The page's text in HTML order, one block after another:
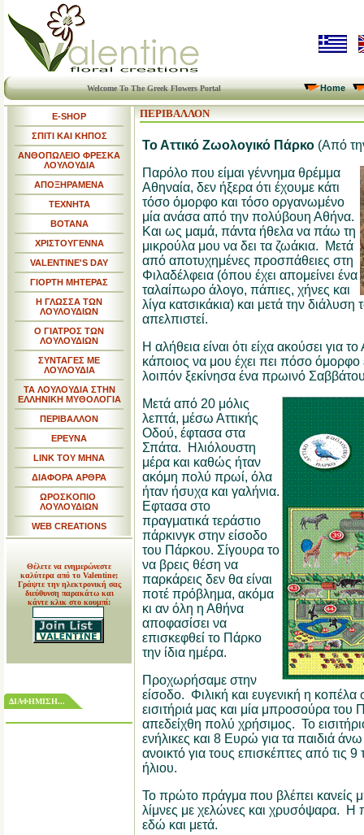
Welcome To The Greek Flowers Portal Home
E-SHOP
ΣΠΙΤΙ ΚΑΙ ΚΗΠΟΣ
ΑΝΘΟΠΩΛΕΙΟ ΦΡΕΣΚΑ
ΛΟΥΛΟΥΔΙΑ
ΑΠΟΞΗΡΑΜΕΝΑ
ΤΕΧΝΗΤΑ
ΒΟΤΑΝΑ
ΧΡΙΣΤΟΥΓΕΝΝΑ
VALENTINE'S DAY
ΓΙΟΡΤΗ ΜΗΤΕΡΑΣ
Η ΓΛΩΣΣΑ ΤΩΝ
ΛΟΥΛΟΥΔΙΩΝ
Ο ΓΙΑΤΡΟΣ ΤΩΝ
ΛΟΥΛΟΥΔΙΩΝ
ΣΥΝΤΑΓΕΣ ΜΕ
ΛΟΥΛΟΥΔΙΑ
ΤΑ ΛΟΥΛΟΥΔΙΑ ΣΤΗΝ
ΕΛΛΗΝΙΚΗ ΜΥΘΟΛΟΓΙΑ
ΠΕΡΙΒΑΛΛΟΝ
ΕΡΕΥΝΑ
LINK TOY MHNA
ΔΙΑΦΟΡΑ ΑΡΘΡΑ
ΩΡΟΣΚΟΠΙΟ
ΛΟΥΛΟΥΔΙΩΝ
WEB CREATIONS
Θέλετε να ενημερώνεστε
καλύτερα από το Valentine;
Γράψτε την ηλεκτρονική σας
διεύθυνση παρακάτω και
κάντε κλικ στο κουμπί:
ΔΙΑΦΗΜΙΣΗ...
ΠΕΡΙΒΑΛΛΟΝ
Το Αττικό Ζωολογικό Πάρκο (Από
Παρόλο που είμαι γέννημα θρέμμα
Αθηναία, δεν ήξερα ότι έχουμε κάτι
τόσο όμορφο και τόσο οργανωμένο
μία ανάσα από την πολύβουη Αθήνα.
Και ως μαμά, πάντα ήθελα να πάω τη
μικρούλα μου να δει τα ζωάκια.
Μετά
από αποτυχημένες προσπάθειες στη
Φιλαδέλφεια (όπου έχει απομείνει ένα
ταλαίπωρο άλογο, πάπιες, χήνες και
λίγα κατσικάκια) και μετά την
απελπιστεί.
Η αλήθεια είναι ότι είχα ακούσει για
κάποιος να μου έχει πει πόσο όμορφο
λοιπόν ξεκίνησα ένα πρωινό
Μετά από 20 μόλις
λεπτά, μέσω Αττικής
Οδού, έφτασα στα
Σπάτα.
Ηλιόλουστη
μέρα και καθώς ήταν
ακόμη πολύ πρωί, όλα
ήταν ήσυχα και γαλήνια.
Εφτασα στο
πραγματικά τεράστιο
πάρκινγκ στην είσοδο
του Πάρκου. Σίγουρα το
να βρεις θέση να
παρκάρεις δεν θα είναι
ποτέ πρόβλημα, ακόμα
κι αν όλη η Αθήνα
αποφασίσει να
επισκεφθεί το Πάρκο
την ίδια ημέρα.
Προχωρήσαμε στην
είσοδο. Φιλική και ευγενική η
εισιτήριά μας και μία μπροσούρα του
απεδείχθη πολύ χρήσιμος. Το
ενήλικες και 8 Ευρώ για τα παιδιά
ανοικτό για τους επισκέπτες από τις
ήλιου.
Το πρώτο πράγμα που βλέπει κανείς
λίμνες με χελώνες και χρυσόψαρα.
Η
εδώ και μετά.